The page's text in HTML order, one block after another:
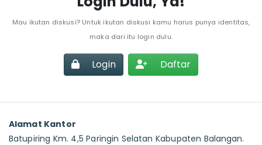
Mau ikutan diskusi? Untuk ikutan diskusi kamu harus punya identitas,
maka dari itu login dulu.
Login Daftar
Alamat Kantor
Batupiring Km. 4,5 Paringin Selatan Kabupaten Balangan.